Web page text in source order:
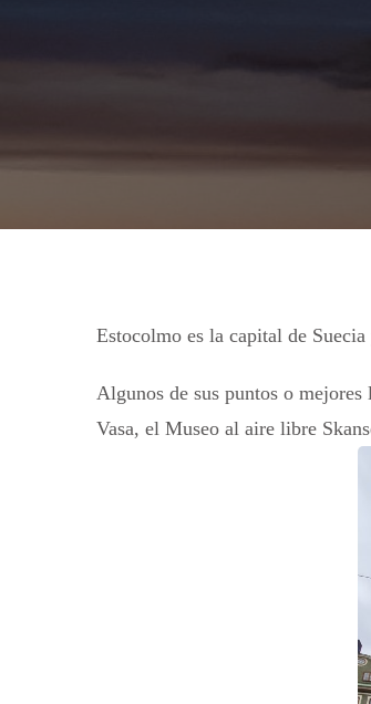
Estocolmo es la capital de
Algunos de sus puntos o
Vasa, el Museo al aire libre